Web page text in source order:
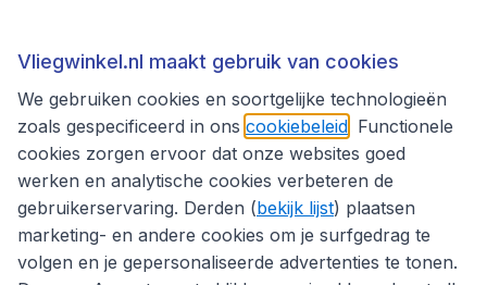
Thema's
Vliegwinkel.nl maakt gebruik van cookies
We gebruiken cookies en soortgelijke technologieën
zoals gespecificeerd in ons cookiebeleid . Functionele
cookies zorgen ervoor dat onze websites goed
werken en analytische cookies verbeteren de
gebruikerservaring. Derden (bekijk lijst) plaatsen
marketing- en andere cookies om je surfgedrag te
volgen en je gepersonaliseerde advertenties te tonen.